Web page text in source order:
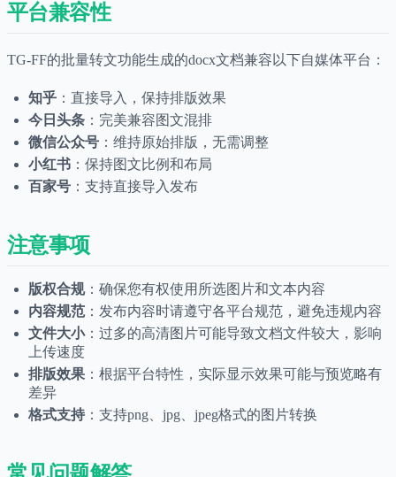
平台兼容性
TG-FF的批量转文功能生成的docx文档兼容以下自媒体平台：
知乎 ：直接导入，保持排版效果
今日头条 ：完美兼容图文混排
微信公众号 ：维持原始排版，无需调整
小红书 ：保持图文比例和布局
百家号 ：支持直接导入发布
注意事项
版权合规：确保您有权使用所选图片和文本内容
内容规范 ：发布内容时请遵守各平台规范，避免违规内容
文件大小：过多的高清图片可能导致文档文件较大，影响
上传速度
排版效果 ：根据平台特性，实际显示效果可能与预览略有
差异
格式支持 ：支持png、jpg、jpeg格式的图片转换